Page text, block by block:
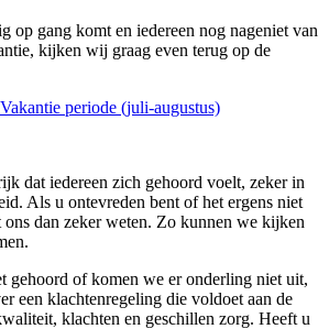
op gang komt en iedereen nog nageniet van
kijken wij graag even terug op de
periode (juli-augustus)
dat iedereen zich gehoord voelt, zeker in
Als u ontevreden bent of het ergens niet
ons dan zeker weten. Zo kunnen we kijken
gehoord of komen we er onderling niet uit,
een klachtenregeling die voldoet aan de
klachten en geschillen zorg. Heeft u